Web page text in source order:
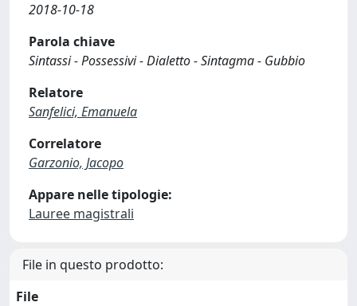
2018-10-18
Parola chiave
Sintassi - Possessivi - Dialetto - Sintagma - Gubbio
Relatore
Sanfelici, Emanuela
Correlatore
Garzonio, Jacopo
Appare nelle tipologie:
Lauree magistrali
File in questo prodotto:
File